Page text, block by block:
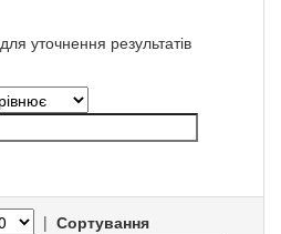
уточнення результатів
| Сортування